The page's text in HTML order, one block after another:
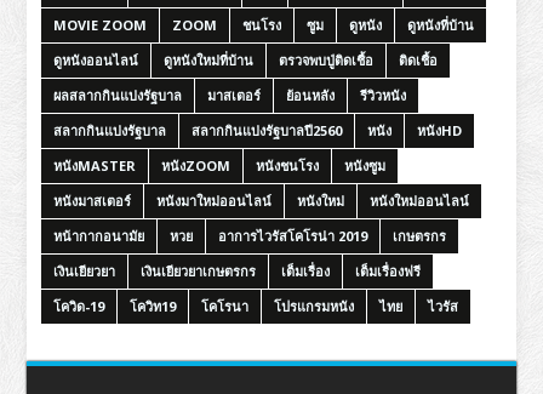
MOVIE ZOOM
ZOOM ชนโรง ซูม ดูหนัง
ดูหนังที่บ้าน
ดูหนังออนไลน์
ดูหนังใหม่ที่บ้าน ตรวจพบปู่ติดเชื้อ
ติดเชื้อ
ผลสลากกินแบ่งรัฐบาล
มาสเตอร์ ย้อนหลัง
รีวิวหนัง
สลากกินแบ่งรัฐบาล
สลากกินแบ่งรัฐบาลปี2560 หนัง
หนังHD
หนังMASTER
หนังZOOM หนังชนโรง
หนังซูม
หนังมาสเตอร์
หนังมาใหม่ออนไลน์ หนังใหม่
หนังใหม่ออนไลน์
หน้ากากอนามัย
หวย อาการไวรัสโคโรน่า 2019
เกษตรกร
เงินเยียวยา
เงินเยียวยาเกษตรกร เต็มเรื่อง
เต็มเรื่องฟรี
โควิด-19
โควิท19 โคโรนา โปรแกรมหนัง ไทย ไวรัส